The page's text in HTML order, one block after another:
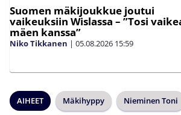
Suomen mäkijoukkue joutui
vaikeuksiin Wislassa – ”Tosi
mäen kanssa”
Niko Tikkanen | 05.08.2026 15:59
AIHEET Mäkihyppy Nieminen Toni